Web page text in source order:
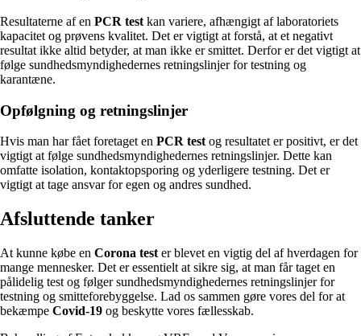
Resultaterne af en PCR test kan variere, afhængigt af laboratoriets
kapacitet og prøvens kvalitet. Det er vigtigt at forstå, at et negativt
resultat ikke altid betyder, at man ikke er smittet. Derfor er det vigtigt at
følge sundhedsmyndighedernes retningslinjer for testning og
karantæne.
Opfølgning og retningslinjer
Hvis man har fået foretaget en PCR test og resultatet er positivt, er det
vigtigt at følge sundhedsmyndighedernes retningslinjer. Dette kan
omfatte isolation, kontaktopsporing og yderligere testning. Det er
vigtigt at tage ansvar for egen og andres sundhed.
Afsluttende tanker
At kunne købe en Corona test er blevet en vigtig del af hverdagen for
mange mennesker. Det er essentielt at sikre sig, at man får taget en
pålidelig test og følger sundhedsmyndighedernes retningslinjer for
testning og smitteforebyggelse. Lad os sammen gøre vores del for at
bekæmpe Covid-19 og beskytte vores fællesskab.